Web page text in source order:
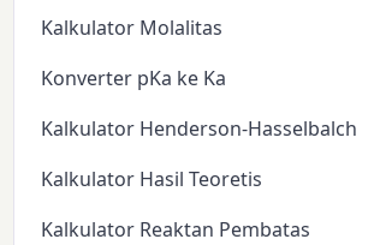
Kalkulator Molalitas
Konverter pKa ke Ka
Kalkulator Henderson-Hasselbalch
Kalkulator Hasil Teoretis
Kalkulator Reaktan Pembatas